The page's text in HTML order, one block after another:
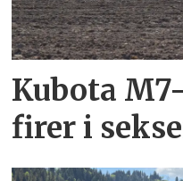
Kubota
firer i